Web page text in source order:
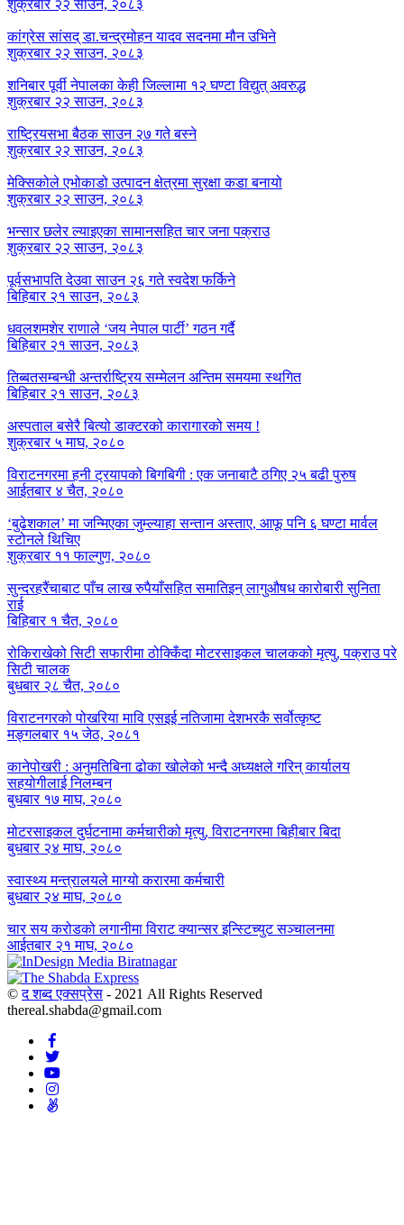
शुक्रबार २२ साउन, २०८३
कांग्रेस सांसद् डा‍‍.चन्द्रमोहन यादव सदनमा मौन उभिने
शुक्रबार २२ साउन, २०८३
शनिबार पूर्वी नेपालका केही जिल्लामा १२ घण्टा विद्युत् अवरुद्ध
शुक्रबार २२ साउन, २०८३
राष्ट्रियसभा बैठक साउन २७ गते बस्ने
शुक्रबार २२ साउन, २०८३
मेक्सिकोले एभोकाडो उत्पादन क्षेत्रमा सुरक्षा कडा बनायो
शुक्रबार २२ साउन, २०८३
भन्सार छलेर ल्याइएका सामानसहित चार जना पक्राउ
शुक्रबार २२ साउन, २०८३
पूर्वसभापति देउवा साउन २६ गते स्वदेश फर्किने
बिहिबार २१ साउन, २०८३
धवलशमशेर राणाले ‘जय नेपाल पार्टी’ गठन गर्दै
बिहिबार २१ साउन, २०८३
तिब्बतसम्बन्धी अन्तर्राष्ट्रिय सम्मेलन अन्तिम समयमा स्थगित
बिहिबार २१ साउन, २०८३
अस्पताल बसेरै बित्यो डाक्टरको कारागारको समय !
शुक्रबार ५ माघ, २०८०
विराटनगरमा हनी ट्रयापको बिगबिगी : एक जनाबाटै ठगिए २५ बढी पुरुष
आईतबार ४ चैत, २०८०
‘बुढेशकाल’ मा जन्मिएका जुम्ल्याहा सन्तान अस्ताए, आफू पनि ६ घण्टा मार्वल
स्टोनले थिचिए
शुक्रबार ११ फाल्गुण, २०८०
सुन्दरहरैंचाबाट पाँच लाख रुपैयाँसहित समातिइन् लागुऔषध कारोबारी सुनिता
राई
बिहिबार १ चैत, २०८०
रोकिराखेको सिटी सफारीमा ठोक्किँदा मोटरसाइकल चालकको मृत्यु, पक्राउ परे
सिटी चालक
बुधबार २८ चैत, २०८०
विराटनगरको पोखरिया मावि एसइई नतिजामा देशभरकै सर्वोत्कृष्ट
मङ्गलबार १५ जेठ, २०८१
कानेपोखरी : अनुमतिबिना ढोका खोलेको भन्दै अध्यक्षले गरिन् कार्यालय
सहयोगीलाई निलम्बन
बुधबार १७ माघ, २०८०
मोटरसाइकल दुर्घटनामा कर्मचारीको मृत्यु, विराटनगरमा बिहीबार बिदा
बुधबार २४ माघ, २०८०
स्वास्थ्य मन्त्रालयले माग्यो करारमा कर्मचारी
बुधबार २४ माघ, २०८०
चार सय करोडको लगानीमा विराट क्यान्सर इन्स्टिच्युट सञ्चालनमा
आईतबार २१ माघ, २०८०
©द शब्द एक्सप्रेस - 2021 All Rights Reserved
thereal.shabda@gmail.com